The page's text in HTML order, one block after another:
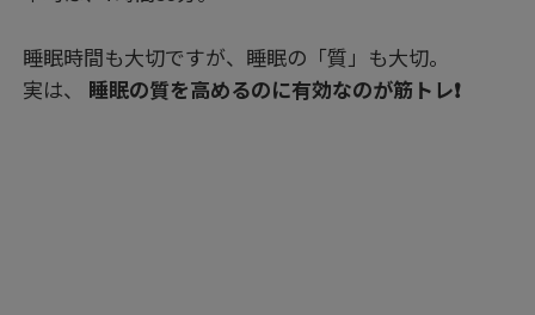
睡眠時間も大切ですが、睡眠の「質」も大切。
実は、 睡眠の質を高めるのに有効なのが筋トレ❗